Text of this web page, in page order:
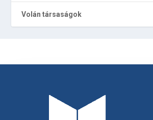
Volán társaságok